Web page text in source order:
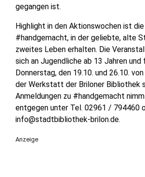
gegangen ist.
Highlight in den Aktionswochen ist
#handgemacht, in der geliebte, alte
zweites Leben erhalten. Die
sich an Jugendliche ab 13 Jahren und
Donnerstag, den 19.10. und 26.10.
der Werkstatt der Briloner Bibliothek
Anmeldungen zu #handgemacht
entgegen unter Tel. 02961 / 794460
info@stadtbibliothek-brilon.de.
Anzeige